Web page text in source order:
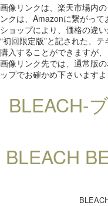
画像リンクは、楽天市場内
ンクは、Amazonに繋がって
ショップにより、価格の違い
“初回限定版”と記された、
購入することができますが、
画像リンク先では、通常版
ップでお確かめ下さいますよ
BLEACH-
BLEACH